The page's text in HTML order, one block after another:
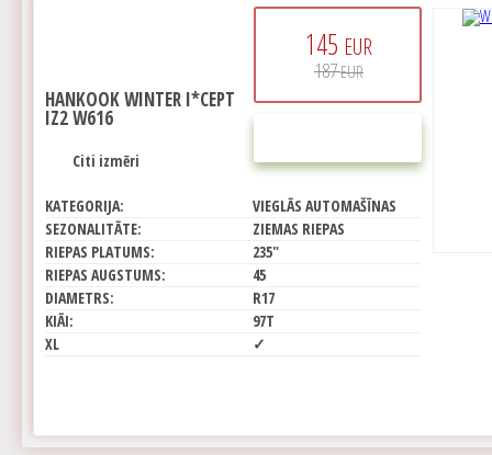
145 EUR
187EUR
HANKOOK WINTER I*CEPT
IZ2 W616
Citi izmēri
KATEGORIJA:
VIEGLĀS AUTOMAŠĪNAS
SEZONALITĀTE:
ZIEMAS RIEPAS
RIEPAS PLATUMS:
235"
RIEPAS AUGSTUMS:
45
DIAMETRS:
R17
KIĀI:
97T
XL
✓